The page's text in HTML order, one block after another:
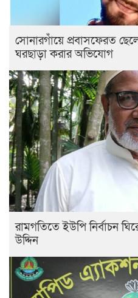
সোনারগাঁয়ে প্রবাসফেরত
ঘরছাড়া করার অভিযোগ
রামগতিতে ইউপি নির্বাচন
উদ্দিন